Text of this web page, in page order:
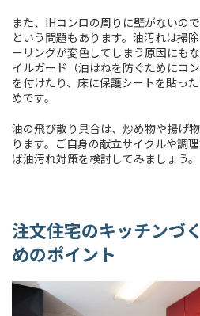
また、IHコンロの周りに壁がないの
という問題もあります。油汚れは掃
ーリングが変色してしまう原因にも
イルガード（油はねを防ぐためにコ
を付けたり、床に保護シートを貼っ
めです。
油の飛び散り具合は、炒め物や揚げ
ります。ご自身の献立サイクルや調
ば油汚れ対策を検討してみましょう。
注文住宅のキッチンづ
めのポイント